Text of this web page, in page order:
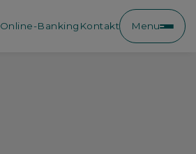
Online-Banking Kontakt Menu